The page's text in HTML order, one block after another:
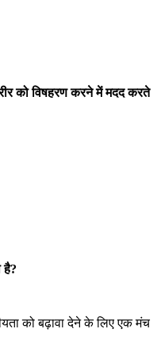
को विषहरण करने में मदद करते
है?
को बढ़ावा देने के लिए एक मंच